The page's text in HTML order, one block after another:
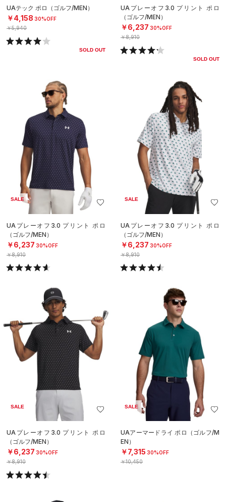
UAテック ポロ（ゴルフ/MEN）
￥4,158 30%OFF
￥5,940
SOLD OUT
UAプレーオフ3.0 プリント ポロ
（ゴルフ/MEN）
￥6,237 30%OFF
￥8,910
SOLD OUT
SALE
UAプレーオフ3.0 プリント ポロ
（ゴルフ/MEN）
￥6,237 30%OFF
￥8,910
SALE
UAプレーオフ3.0 プリント ポロ
（ゴルフ/MEN）
￥6,237 30%OFF
￥8,910
SALE
UAプレーオフ3.0 プリント ポロ
（ゴルフ/MEN）
￥6,237 30%OFF
￥8,910
SALE
UAアーマードライ ポロ（ゴルフ/M
EN）
￥7,315 30%OFF
￥10,450